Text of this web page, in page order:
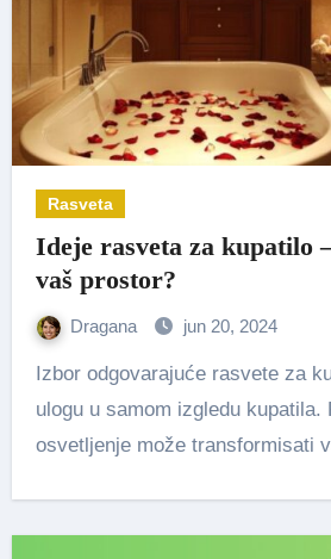
Rasveta
Ideje rasveta za kupatilo
vaš prostor?
Dragana jun 20, 2024
Izbor odgovarajuće rasvete za kupatilo igra ključnu
ulogu u samom izgledu kupatila.
osvetljenje može transformisati